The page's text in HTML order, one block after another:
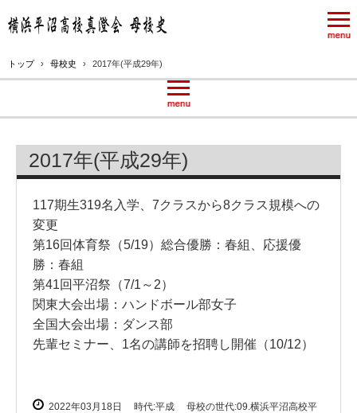
トップ › 母校史 › 2017年(平成29年)
2017年(平成29年)
117期生319名入学、7クラスから8クラス規模への
変更
第16回体育祭（5/19）総合優勝：春組、応援優
勝：春組
第41回平沼祭（7/1～2）
関東大会出場：ハンドボール部女子
全国大会出場：ダンス部
先輩セミナー、1名の講師を招聘し開催（10/12）
2022年03月18日 時代:平成
母校の世代:09.横浜平沼高校平